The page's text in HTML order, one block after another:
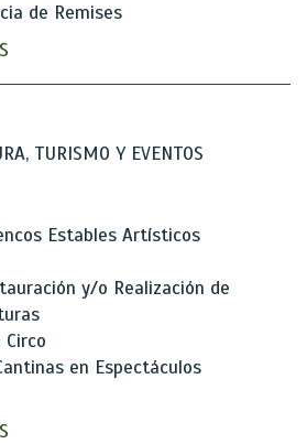
de Remises
TURISMO Y EVENTOS
Estables Artísticos
y/o Realización de
en Espectáculos